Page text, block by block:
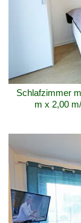
Schlafzimmer
m x 2,00